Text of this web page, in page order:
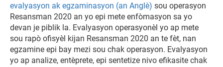
evalyasyon ak egzaminasyon (an Anglè) sou operasyon
Resansman 2020 an yo epi mete enfòmasyon sa yo
devan je piblik la. Evalyasyon operasyonèl yo ap mete
sou rapò ofisyèl kijan Resansman 2020 an te fèt, nan
egzamine epi bay mezi sou chak operasyon. Evalyasyon
yo ap analize, entèprete, epi sentetize nivo efikasite chak